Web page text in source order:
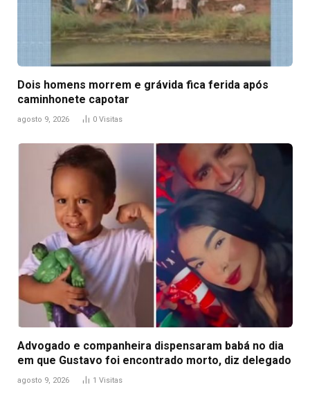
Dois homens morrem e grávida fica ferida após
caminhonete capotar
agosto 9, 2026 0 Visitas
Advogado e companheira dispensaram babá no dia
em que Gustavo foi encontrado morto, diz delegado
agosto 9, 2026 1 Visitas